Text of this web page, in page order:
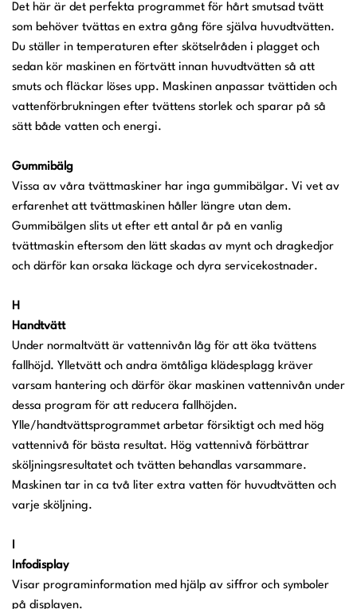
Det här är det perfekta programmet för hårt smutsad tvätt
som behöver tvättas en extra gång före själva huvudtvätten.
Du ställer in temperaturen efter skötselråden i plagget och
sedan kör maskinen en förtvätt innan huvudtvätten så att
smuts och fläckar löses upp. Maskinen anpassar tvättiden och
vattenförbrukningen efter tvättens storlek och sparar på så
sätt både vatten och energi.
Gummibälg
Vissa av våra tvättmaskiner har inga gummibälgar. Vi vet av
erfarenhet att tvättmaskinen håller längre utan dem.
Gummibälgen slits ut efter ett antal år på en vanlig
tvättmaskin eftersom den lätt skadas av mynt och dragkedjor
och därför kan orsaka läckage och dyra servicekostnader.
H
Handtvätt
Under normaltvätt är vattennivån låg för att öka tvättens
fallhöjd. Ylletvätt och andra ömtåliga klädesplagg kräver
varsam hantering och därför ökar maskinen vattennivån under
dessa program för att reducera fallhöjden.
Ylle/handtvättsprogrammet arbetar försiktigt och med hög
vattennivå för bästa resultat. Hög vattennivå förbättrar
sköljningsresultatet och tvätten behandlas varsammare.
Maskinen tar in ca två liter extra vatten för huvudtvätten och
varje sköljning.
Infodisplay
Visar programinformation med hjälp av siffror och symboler
på displayen.